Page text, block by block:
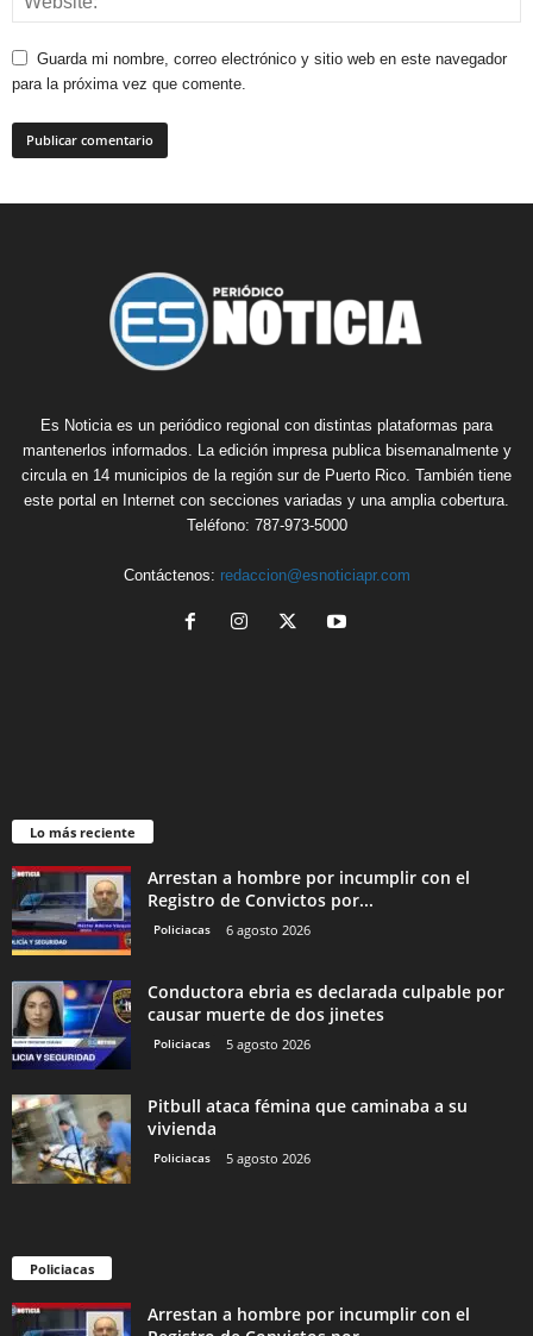
Guarda mi nombre, correo electrónico y sitio web en este navegador
para la próxima vez que comente.
Es Noticia es un periódico regional con distintas plataformas para
mantenerlos informados. La edición impresa publica bisemanalmente y
circula en 14 municipios de la región sur de Puerto Rico. También tiene
este portal en Internet con secciones variadas y una amplia cobertura.
Teléfono: 787-973-5000
Contáctenos: redaccion@esnoticiapr.com
Lo más reciente
Arrestan a hombre por incumplir con el
Registro de Convictos por...
Policiacas 6 agosto 2026
Conductora ebria es declarada culpable por
causar muerte de dos jinetes
Policiacas 5 agosto 2026
Pitbull ataca fémina que caminaba a su
vivienda
Policiacas 5 agosto 2026
Policiacas
Arrestan a hombre por incumplir con el